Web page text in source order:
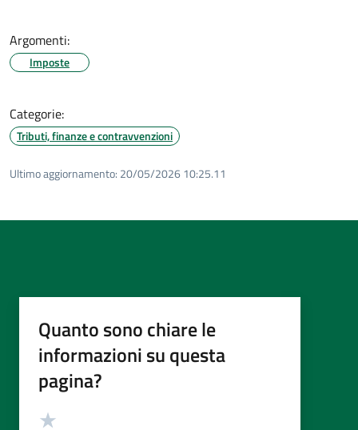
Argomenti:
Imposte
Categorie:
Tributi, finanze e contravvenzioni
Ultimo aggiornamento: 20/05/2026 10:25.11
Quanto sono chiare le
informazioni su questa
pagina?
Valutazione